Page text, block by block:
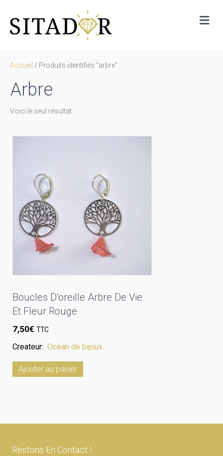
Accueil / Produits identifiés “arbre”
Arbre
Voici le seul résultat
Boucles D’oreille Arbre De Vie
Et Fleur Rouge
7,50€ TTC
Createur: Ocean de bijoux
Ajouter au panier
Restons En Contact !